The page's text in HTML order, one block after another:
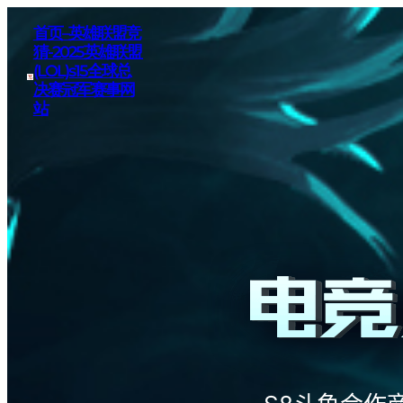
首页–英雄联盟竞
猜-2025英雄联盟
(LOL)s15全球总
决赛冠军赛事网
站